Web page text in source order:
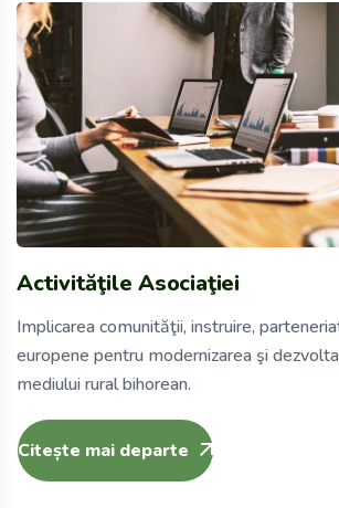
Activităţile Asociaţiei
Implicarea comunităţii, instruire,
europene pentru modernizarea şi
mediului rural bihorean.
Citește mai departe